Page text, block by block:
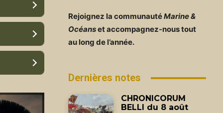
Rejoignez la communautéMarine &
Océanset accompagnez-nous tout
au long de l’année.
Dernières notes
CHRONICORUM
BELLI du 8 août